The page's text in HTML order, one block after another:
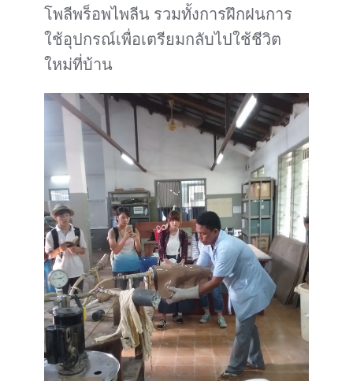
โพลีพร็อพไพลีน รวมทั้งการฝึกฝนการ
ใช้อุปกรณ์เพื่อเตรียมกลับไปใช้ชีวิต
ใหม่ที่บ้าน